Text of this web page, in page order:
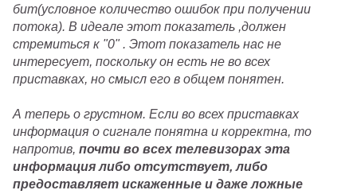
бит(условное количество ошибок при получении
потока). В идеале этот показатель ,должен
стремиться к "0" . Этот показатель нас не
интересует, поскольку он есть не во всех
приставках, но смысл его в общем понятен.
А теперь о грустном. Если во всех приставках
информация о сигнале понятна и корректна, то
напротив, почти во всех телевизорах эта
информация либо отсутствует, либо
предоставляет искаженные и даже ложные